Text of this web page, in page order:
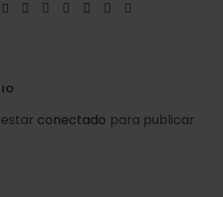
conectado para publicar